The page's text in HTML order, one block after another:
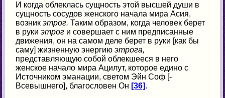
И когда облеклась сущность этой высшей души в
сущность сосудов женского начала миpa Асия,
возникэтрог. Таким образом, когда человек берет
в рукиэтрог и совершает с ним предписанные
движения, он на самом деле берет в руки [как бы
саму] жизненную энергиюэтрога,
представляющую собой облекшееся в него
женское начало мира Ацилут, которое едино с
Источником эманации, светом Эйн Соф [-
Всевышнего], благословен Он [36].